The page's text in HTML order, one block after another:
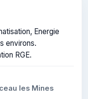
Energie
environs.
RGE.
les Mines